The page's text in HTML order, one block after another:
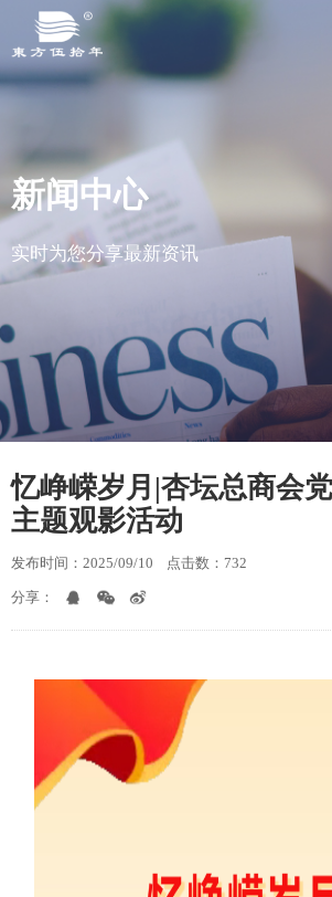
新闻中心
实时为您分享最新资讯
忆峥嵘岁月|杏坛总商会
主题观影活动
发布时间：2025/09/10 点击数：732
分享：